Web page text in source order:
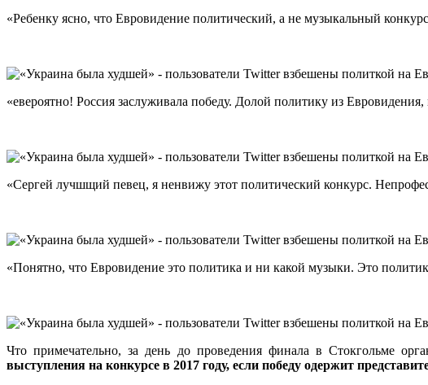
«Ребенку ясно, что Евровидение политический, а не музыкальный
«евероятно! Россия заслуживала победу. Долой политику из
«Сергей лучшщий певец, я ненвижу этот политический конкурс.
«Понятно, что Евровидение это политика и ни какой музыки. Это
Что примечательно, за день до проведения финала в Стокгольме
выступления на конкурсе в 2017 году, если победу одержит